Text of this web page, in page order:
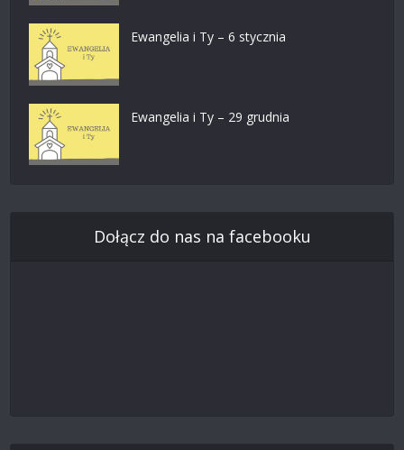
Ewangelia i Ty – 6 stycznia
Ewangelia i Ty – 29 grudnia
Dołącz do nas na facebooku